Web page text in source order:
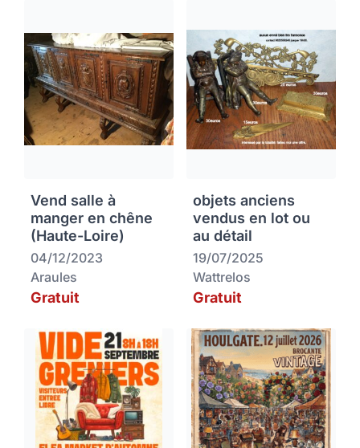
Vend salle à
manger en chêne
(Haute-Loire)
04/12/2023
Araules
Gratuit
objets anciens
vendus en lot ou
au détail
19/07/2025
Wattrelos
Gratuit